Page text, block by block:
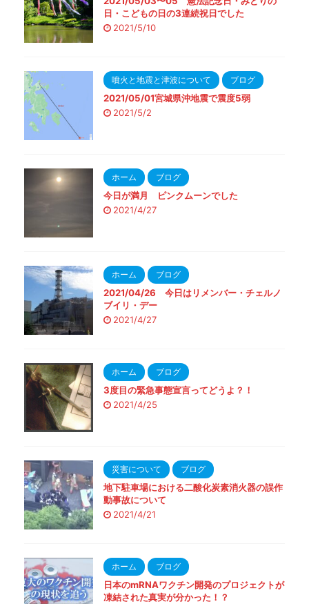
日・こどもの日の3連続祝日でした
2021/5/10
噴火と地震と津波について ブログ
2021/05/01宮城県沖地震で震度5弱
2021/5/2
ホーム ブログ
今日が満月 ピンクムーンでした
2021/4/27
ホーム ブログ
2021/04/26 今日はリメンバー・チェルノ
ブイリ・デー
2021/4/27
ホーム ブログ
3度目の緊急事態宣言ってどうよ？！
2021/4/25
災害について ブログ
地下駐車場における二酸化炭素消火器の誤作
動事故について
2021/4/21
ホーム ブログ
日本のmRNAワクチン開発のプロジェクトが
凍結された真実が分かった！？